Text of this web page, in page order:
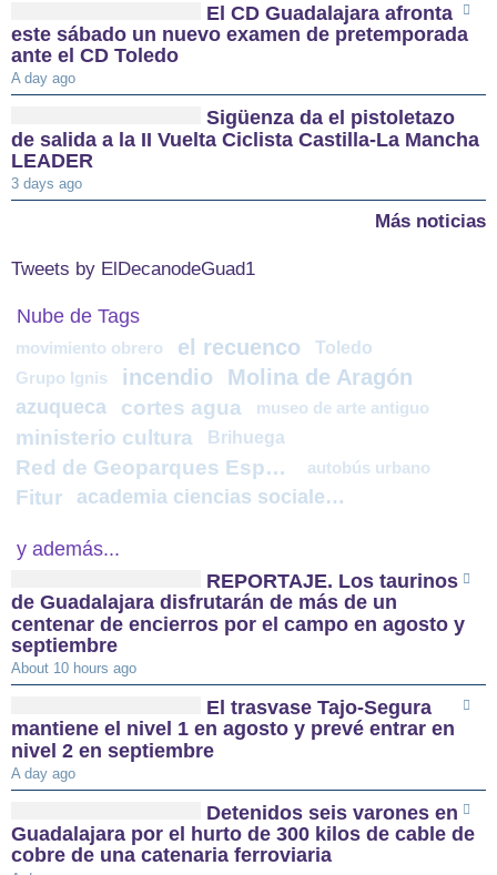
El CD Guadalajara afronta
este sábado un nuevo examen de pretemporada
ante el CD Toledo
A day ago
Sigüenza da el pistoletazo
de salida a la II Vuelta Ciclista Castilla-La Mancha
LEADER
3 days ago
Más noticias
Tweets by ElDecanodeGuad1
Nube de Tags
movimiento obrero el recuenco Toledo
Grupo Ignis incendio Molina de Aragón
azuqueca cortes agua museo de arte antiguo
ministerio cultura Brihuega
Red de Geoparques Españoles autobús urbano
Fitur academia ciencias sociales humanidades
y además...
REPORTAJE. Los taurinos
de Guadalajara disfrutarán de más de un
centenar de encierros por el campo en agosto y
septiembre
About 10 hours ago
El trasvase Tajo-Segura
mantiene el nivel 1 en agosto y prevé entrar en
nivel 2 en septiembre
A day ago
Detenidos seis varones en
Guadalajara por el hurto de 300 kilos de cable de
cobre de una catenaria ferroviaria